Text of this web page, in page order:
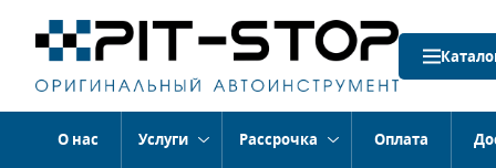
О нас Услуги Рассрочка Оплата